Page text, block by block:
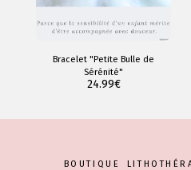
Bracelet "Petite Bulle de
Sérénité"
24.99€
BOUTIQUE